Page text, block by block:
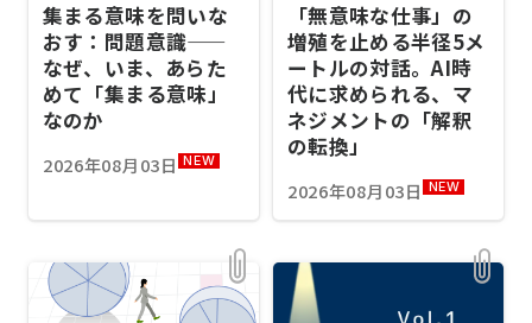
集まる意味を問いな
おす：問題意識——
なぜ、いま、あらた
めて「集まる意味」
なのか
2026年08月03日 NEW
「無意味な仕事」の
増殖を止める半径5メ
ートルの対話。AI時
代に求められる、マ
ネジメントの「解釈
の転換」
2026年08月03日 NEW